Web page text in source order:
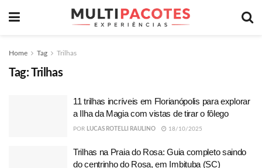
Home Tag Trilhas
Tag: Trilhas
11 trilhas incríveis em Florianópolis para explorar
a Ilha da Magia com vistas de tirar o fôlego
POR LUCAS ROTELLI RAULINO 18/10/2025
Trilhas na Praia do Rosa: Guia completo saindo
do centrinho do Rosa, em Imbituba (SC)